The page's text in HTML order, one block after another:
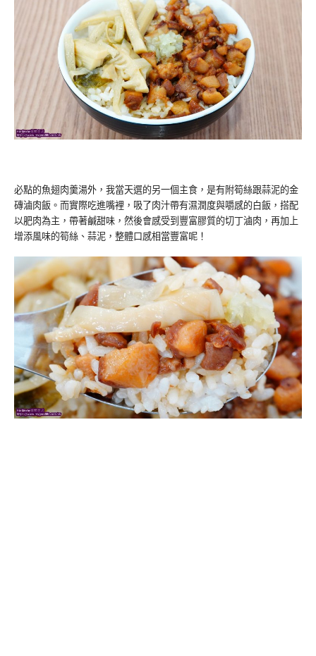
必點的魚翅肉羹湯外，我當天選的另一個主食，是有附筍絲跟蒜泥的金
磚滷肉飯。而實際吃進嘴裡，吸了肉汁帶有濕潤度與嚼感的白飯，搭配
以肥肉為主，帶著鹹甜味，然後會感受到豐富膠質的切丁滷肉，再加上
增添風味的筍絲、蒜泥，整體口感相當豐富呢！